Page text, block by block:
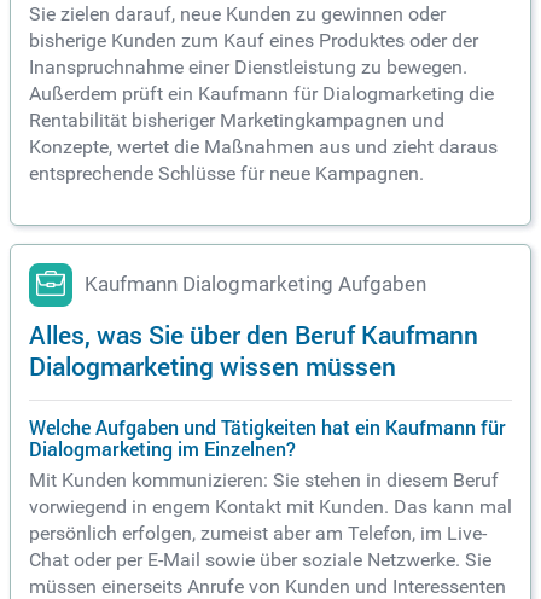
Sie zielen darauf, neue Kunden zu gewinnen oder
bisherige Kunden zum Kauf eines Produktes oder der
Inanspruchnahme einer Dienstleistung zu bewegen.
Außerdem prüft ein Kaufmann für Dialogmarketing die
Rentabilität bisheriger Marketingkampagnen und
Konzepte, wertet die Maßnahmen aus und zieht daraus
entsprechende Schlüsse für neue Kampagnen.
Kaufmann Dialogmarketing Aufgaben
Alles, was Sie über den Beruf Kaufmann
Dialogmarketing wissen müssen
Welche Aufgaben und Tätigkeiten hat ein Kaufmann für
Dialogmarketing im Einzelnen?
Mit Kunden kommunizieren: Sie stehen in diesem Beruf
vorwiegend in engem Kontakt mit Kunden. Das kann mal
persönlich erfolgen, zumeist aber am Telefon, im Live-
Chat oder per E-Mail sowie über soziale Netzwerke. Sie
müssen einerseits Anrufe von Kunden und Interessenten